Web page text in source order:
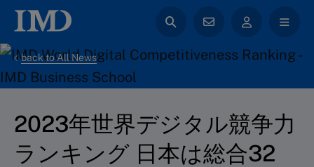
back to All News
2023年世界デジタル競争力
ランキング 日本は総合32